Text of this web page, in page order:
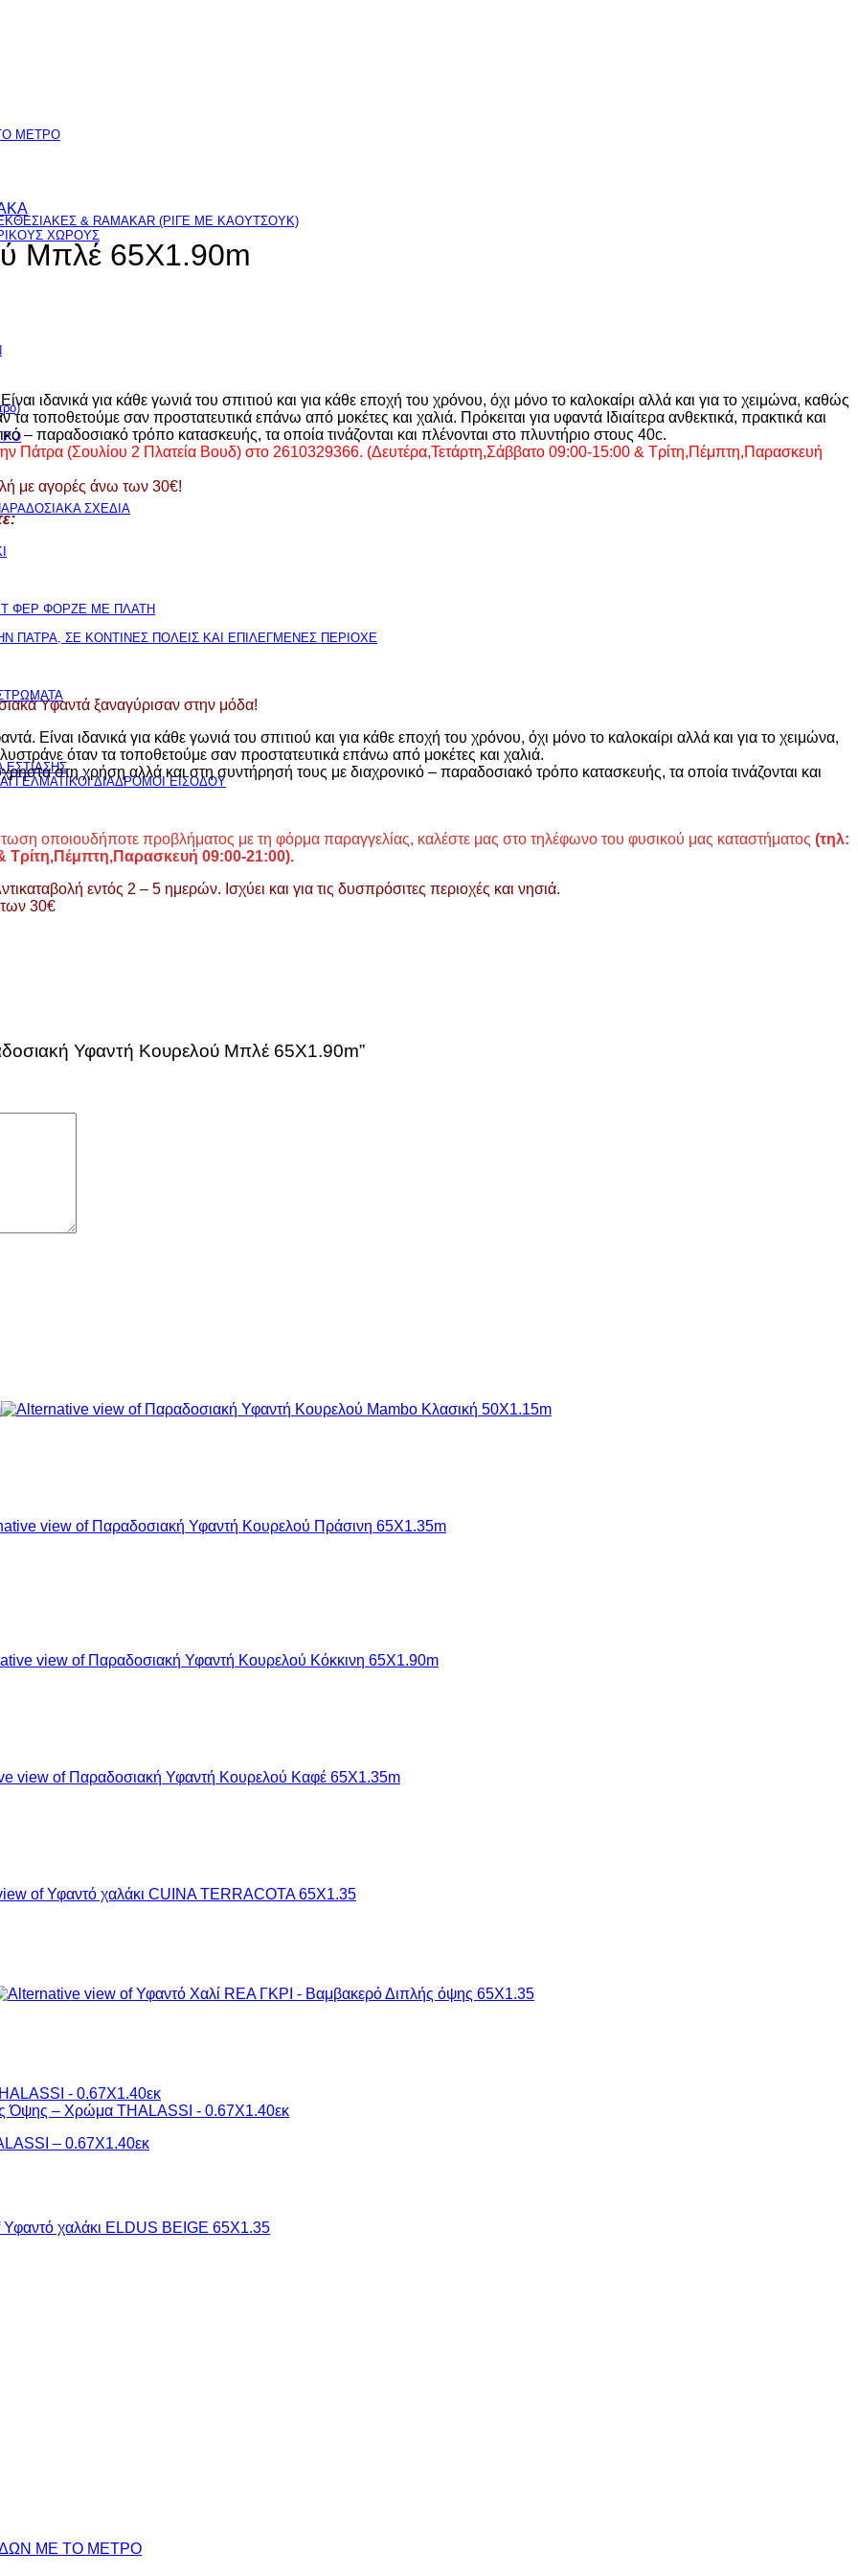
ΜΕΤΡΟ
& RAMAKAR (ΡΙΓΕ ΜΕ ΚΑΟΥΤΣΟΥΚ)
ΧΩΡΟΥΣ
ΣΧΕΔΙΑ
ΦΕΡ ΦΟΡΖΕ ΜΕ ΠΛΑΤΗ
ΠΑΤΡΑ, ΣΕ ΚΟΝΤΙΝΕΣ ΠΟΛΕΙΣ ΚΑΙ ΕΠΙΛΕΓΜΕΝΕΣ ΠΕΡΙΟΧΕ
ΔΙΑΔΡΟΜΟΙ ΕΙΣΟΔΟΥ
Μπλέ 65X1.90m
ιδανικά για κάθε γωνιά του σπιτιού και για κάθε εποχή του χρόνου, όχι μόνο το καλοκαίρι αλλά και για το χειμώνα, καθώς
τα τοποθετούμε σαν προστατευτικά επάνω από μοκέτες και χαλιά. Πρόκειται για υφαντά Ιδιαίτερα ανθεκτικά, πρακτικά και
– παραδοσιακό τρόπο κατασκευής, τα οποία τινάζονται και πλένονται στο πλυντήριο στους 40c.
Πάτρα (Σουλίου 2 Πλατεία Βουδ) στο 2610329366. (Δευτέρα,Τετάρτη,Σάββατο 09:00-15:00 & Τρίτη,Πέμπτη,Παρασκευή
με αγορές άνω των 30€!
Υφαντά ξαναγύρισαν στην μόδα!
Είναι ιδανικά για κάθε γωνιά του σπιτιού και για κάθε εποχή του χρόνου, όχι μόνο το καλοκαίρι αλλά και για το χειμώνα,
όταν τα τοποθετούμε σαν προστατευτικά επάνω από μοκέτες και χαλιά.
στη χρήση αλλά και στη συντήρησή τους με διαχρονικό – παραδοσιακό τρόπο κατασκευής, τα οποία τινάζονται και
οποιουδήποτε προβλήματος με τη φόρμα παραγγελίας, καλέστε μας στο τηλέφωνο του φυσικού μας καταστήματος (τηλ:
Τρίτη,Πέμπτη,Παρασκευή 09:00-21:00).
εντός 2 – 5 ημερών. Ισχύει και για τις δυσπρόσιτες περιοχές και νησιά.
των 30€
Υφαντή Κουρελού Μπλέ 65X1.90m”
– 0.67Χ1.40εκ
ME TO ΜΕΤΡΟ